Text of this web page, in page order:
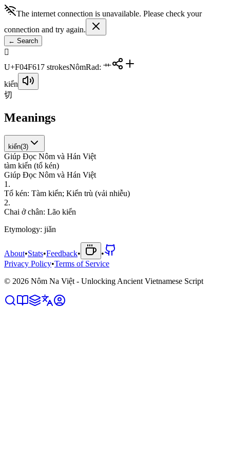
The internet connection is unavailable. Please check your
connection and try again.
← Search
󰓶
U+F04F617 strokesNômRad: 艹
kiển
切
Meanings
kiển(3)
Giúp Đọc Nôm và Hán Việt
tàm kiển (tổ kén)
Giúp Đọc Nôm và Hán Việt
1 .
Tổ kén: Tàm kiển; Kiển trù (vải nhiễu)
2.
Chai ở chân: Lão kiển
Etymology: jiǎn
About•Stats•Feedback•
•
Privacy Policy•Terms of Service
© 2026 Nôm Na Việt - Unlocking Ancient Vietnamese Script